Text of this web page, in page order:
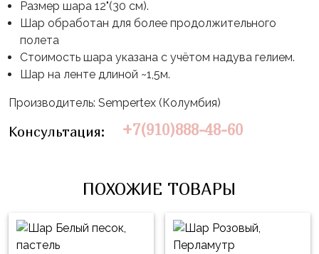
Размер шара 12"(30 см).
Шар обработан для более продолжительного
полета
Стоимость шара указана с учётом надува гелием.
Шар на ленте длиной ~1,5м.
Производитель: Sempertex (Колумбия)
Консультация: +7(910)888-48-60
ПОХОЖИЕ ТОВАРЫ
рисунком
Фольгированные
сердца/
звёзды
45
91
см
День
Рождения
LOVE
День
Свадьба
Миньоны
Пикачу
Леди
Баг
Три
Лёва
+7(910)888-
48-
60
г.